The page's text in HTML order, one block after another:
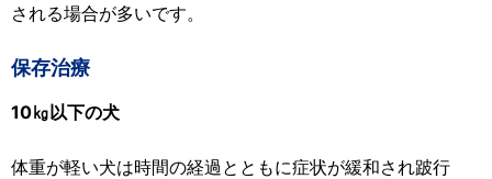
される場合が多いです。
保存治療
10㎏以下の犬
体重が軽い犬は時間の経過とともに症状が緩和され跛行